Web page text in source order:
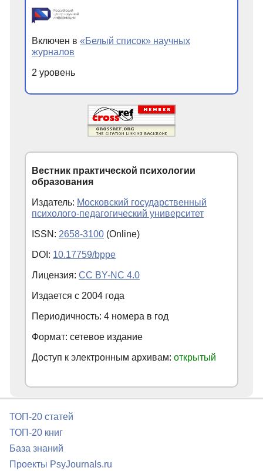
Включен в «Белый список» научных
журналов
2 уровень
Вестник практической психологии
образования
Издатель: Московский государственный
психолого-педагогический университет
ISSN: 2658-3100 (Online)
DOI: 10.17759/bppe
Лицензия: CC BY-NC 4.0
Издается с 2004 года
Периодичность: 4 номера в год
Формат: сетевое издание
Доступ к электронным архивам: открытый
ТОП-20 статей
ТОП-20 книг
База знаний
Проекты PsyJournals.ru